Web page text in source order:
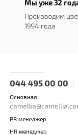
Мы уже 32
Производим
1994 года
044 495 00 00
Основная
PR менеджер
HR менеджер